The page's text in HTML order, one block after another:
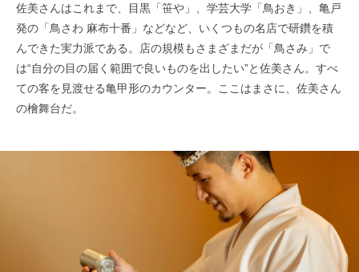
佐美さんはこれまで、目黒「笹や」、学芸大学「鳥おき」、亀戸
発の「鳥さわ 麻布十番」などなど、いくつもの名店で研鑽を積
んできた実力派である。店の規模もさまざまだが「鳥さみ」で
は“自分の目の届く範囲で良いものを出したい”と佐美さん。すべ
ての客を見渡せる亀甲形のカウンター。ここはまさに、佐美さん
の檜舞台だ。